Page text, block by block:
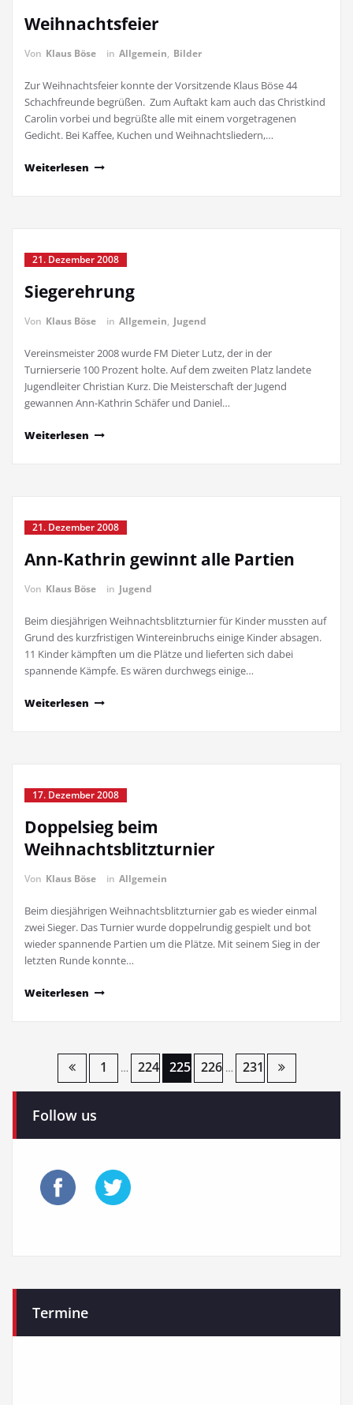
Weihnachtsfeier
Von Klaus Böse in Allgemein, Bilder
Zur Weihnachtsfeier konnte der Vorsitzende Klaus Böse 44
Schachfreunde begrüßen. Zum Auftakt kam auch das Christkind
Carolin vorbei und begrüßte alle mit einem vorgetragenen
Gedicht. Bei Kaffee, Kuchen und Weihnachtsliedern,…
Weiterlesen
21. Dezember 2008
Siegerehrung
Von Klaus Böse in Allgemein, Jugend
Vereinsmeister 2008 wurde FM Dieter Lutz, der in der
Turnierserie 100 Prozent holte. Auf dem zweiten Platz landete
Jugendleiter Christian Kurz. Die Meisterschaft der Jugend
gewannen Ann-Kathrin Schäfer und Daniel…
Weiterlesen
21. Dezember 2008
Ann-Kathrin gewinnt alle Partien
Von Klaus Böse in Jugend
Beim diesjährigen Weihnachtsblitzturnier für Kinder mussten auf
Grund des kurzfristigen Wintereinbruchs einige Kinder absagen.
11 Kinder kämpften um die Plätze und lieferten sich dabei
spannende Kämpfe. Es wären durchwegs einige…
Weiterlesen
17. Dezember 2008
Doppelsieg beim
Weihnachtsblitzturnier
Von Klaus Böse in Allgemein
Beim diesjährigen Weihnachtsblitzturnier gab es wieder einmal
zwei Sieger. Das Turnier wurde doppelrundig gespielt und bot
wieder spannende Partien um die Plätze. Mit seinem Sieg in der
letzten Runde konnte…
Weiterlesen
Seitennummerierung
Beiträge
1 … 224 225 226 … 231
Follow us
Termine